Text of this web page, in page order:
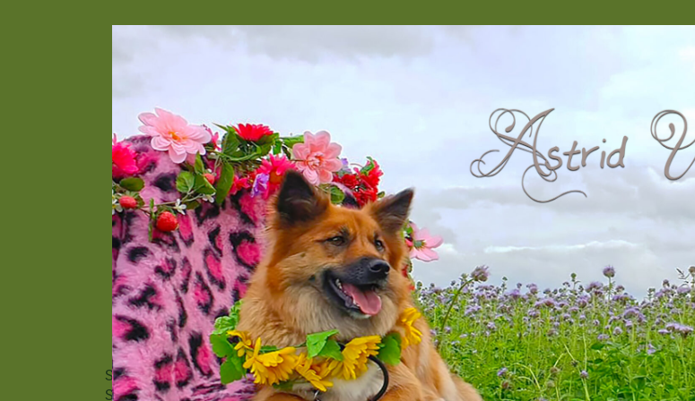
Recent
Some recent photo’s from my Icelandic
Sheepdog puppy’s. They are so cuddly and
Enkele recente foto’s van mijn IJslandse
Honden Pups. Ze zijn zo pluizig en zulke